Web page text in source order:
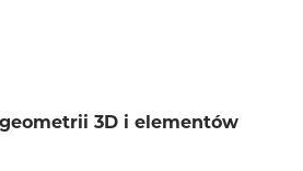
3D i elementów